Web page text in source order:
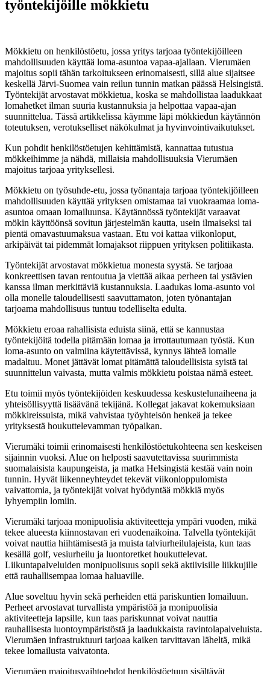
työntekijöille mökkietu
Mökkietu on henkilöstöetu, jossa yritys tarjoaa työntekijöilleen
mahdollisuuden käyttää loma-asuntoa vapaa-ajallaan. Vierumäen
majoitus sopii tähän tarkoitukseen erinomaisesti, sillä alue sijaitsee
keskellä Järvi-Suomea vain reilun tunnin matkan päässä Helsingistä.
Työntekijät arvostavat mökkietua, koska se mahdollistaa laadukkaat
lomahetket ilman suuria kustannuksia ja helpottaa vapaa-ajan
suunnittelua. Tässä artikkelissa käymme läpi mökkiedun käytännön
toteutuksen, verotukselliset näkökulmat ja hyvinvointivaikutukset.
Kun pohdit henkilöstöetujen kehittämistä, kannattaa tutustua
mökkeihimme ja nähdä, millaisia mahdollisuuksia Vierumäen
majoitus tarjoaa yrityksellesi.
Mökkietu on työsuhde-etu, jossa työnantaja tarjoaa työntekijöilleen
mahdollisuuden käyttää yrityksen omistamaa tai vuokraamaa loma-
asuntoa omaan lomailuunsa. Käytännössä työntekijät varaavat
mökin käyttöönsä sovitun järjestelmän kautta, usein ilmaiseksi tai
pientä omavastuumaksua vastaan. Etu voi kattaa viikonloput,
arkipäivät tai pidemmät lomajaksot riippuen yrityksen politiikasta.
Työntekijät arvostavat mökkietua monesta syystä. Se tarjoaa
konkreettisen tavan rentoutua ja viettää aikaa perheen tai ystävien
kanssa ilman merkittäviä kustannuksia. Laadukas loma-asunto voi
olla monelle taloudellisesti saavuttamaton, joten työnantajan
tarjoama mahdollisuus tuntuu todelliselta edulta.
Mökkietu eroaa rahallisista eduista siinä, että se kannustaa
työntekijöitä todella pitämään lomaa ja irrottautumaan työstä. Kun
loma-asunto on valmiina käytettävissä, kynnys lähteä lomalle
madaltuu. Monet jättävät lomat pitämättä taloudellisista syistä tai
suunnittelun vaivasta, mutta valmis mökkietu poistaa nämä esteet.
Etu toimii myös työntekijöiden keskuudessa keskustelunaiheena ja
yhteisöllisyyttä lisäävänä tekijänä. Kollegat jakavat kokemuksiaan
mökkireissuista, mikä vahvistaa työyhteisön henkeä ja tekee
yrityksestä houkuttelevamman työpaikan.
Vierumäki toimii erinomaisesti henkilöstöetukohteena sen keskeisen
sijainnin vuoksi. Alue on helposti saavutettavissa suurimmista
suomalaisista kaupungeista, ja matka Helsingistä kestää vain noin
tunnin. Hyvät liikenneyhteydet tekevät viikonloppulomista
vaivattomia, ja työntekijät voivat hyödyntää mökkiä myös
lyhyempiin lomiin.
Vierumäki tarjoaa monipuolisia aktiviteetteja ympäri vuoden, mikä
tekee alueesta kiinnostavan eri vuodenaikoina. Talvella työntekijät
voivat nauttia hiihtämisestä ja muista talviurheilulajeista, kun taas
kesällä golf, vesiurheilu ja luontoretket houkuttelevat.
Liikuntapalveluiden monipuolisuus sopii sekä aktiivisille liikkujille
että rauhallisempaa lomaa haluaville.
Alue soveltuu hyvin sekä perheiden että pariskuntien lomailuun.
Perheet arvostavat turvallista ympäristöä ja monipuolisia
aktiviteetteja lapsille, kun taas pariskunnat voivat nauttia
rauhallisesta luontoympäristöstä ja laadukkaista ravintolapalveluista.
Vierumäen infrastruktuuri tarjoaa kaiken tarvittavan läheltä, mikä
tekee lomailusta vaivatonta.
Vierumäen majoitusvaihtoehdot henkilöstöetuun sisältävät